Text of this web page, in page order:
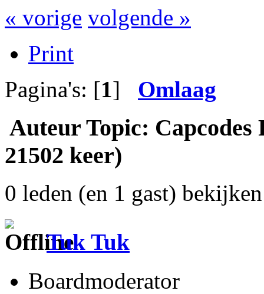
« vorige volgende »
Print
Pagina's: [1] Omlaag
Auteur Topic: Capcodes
21502 keer)
0 leden (en 1 gast)
Tuk Tuk
Boardmoderator